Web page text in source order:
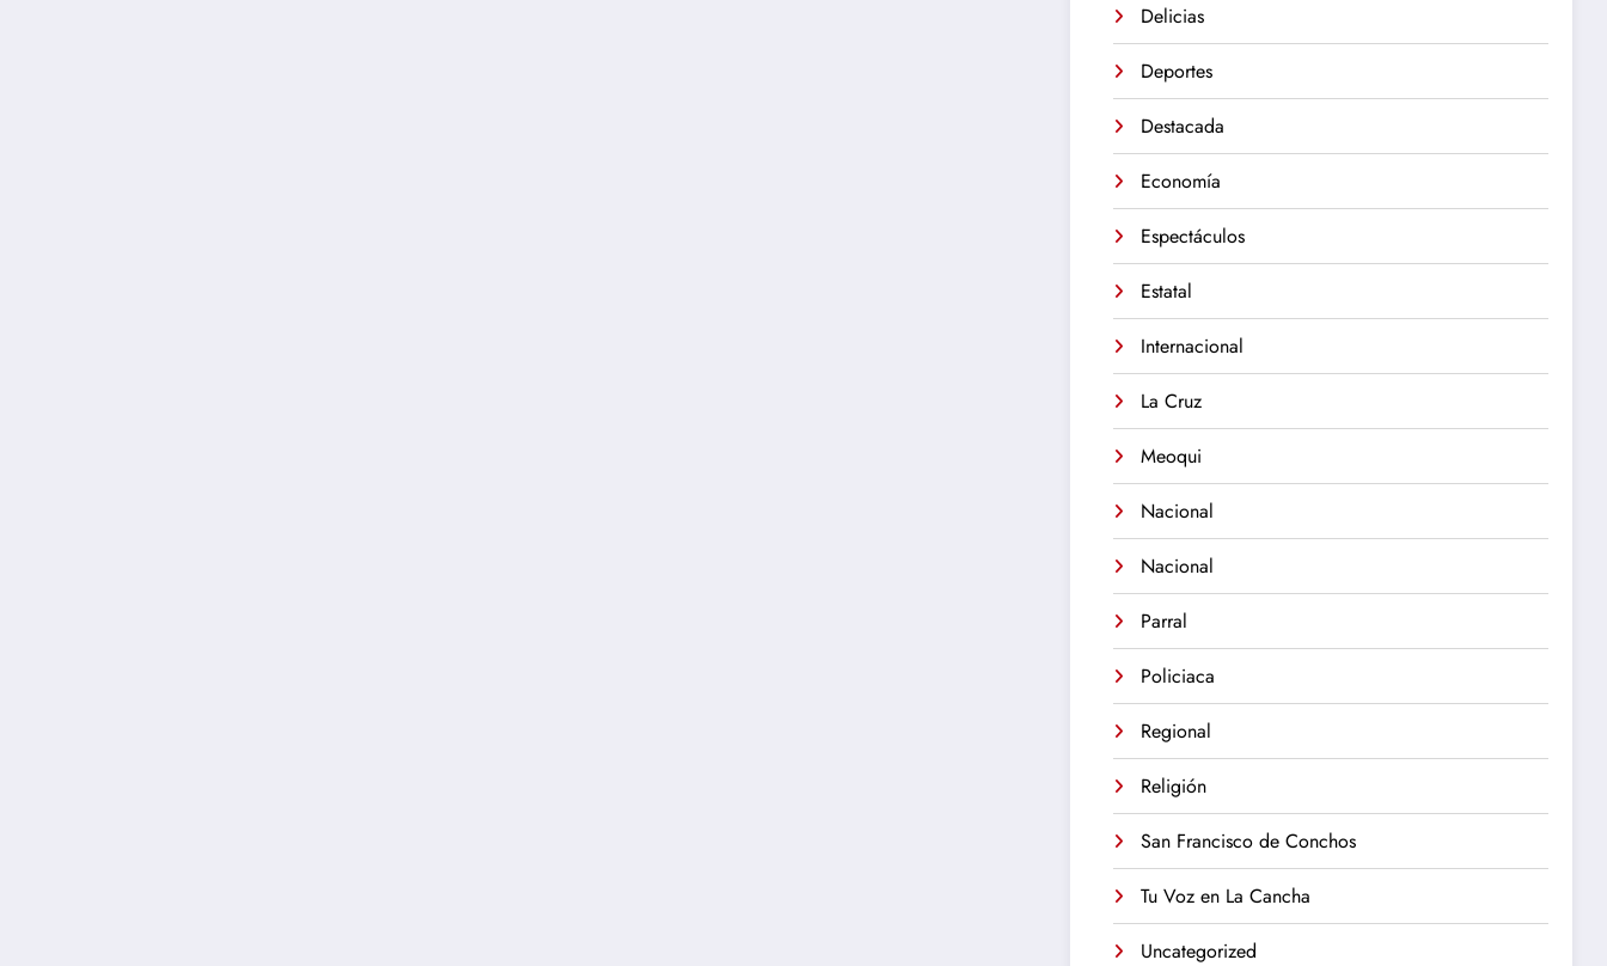
Delicias
Deportes
Destacada
Economía
Espectáculos
Estatal
Internacional
La Cruz
Meoqui
Nacional
Nacional
Parral
Policiaca
Regional
Religión
San Francisco de Conchos
Tu Voz en La Cancha
Uncategorized